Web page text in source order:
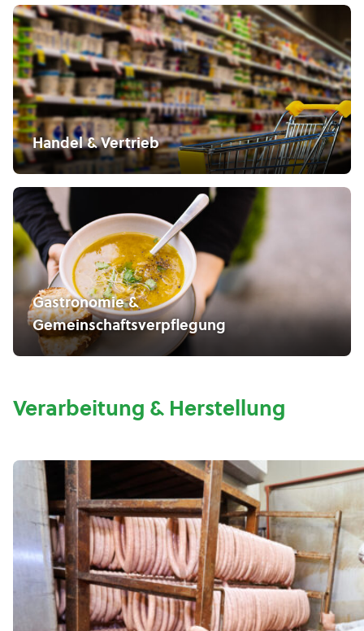
Handel & Vertrieb
Gastronomie &
Gemeinschaftsverpflegung
Verarbeitung & Herstellung